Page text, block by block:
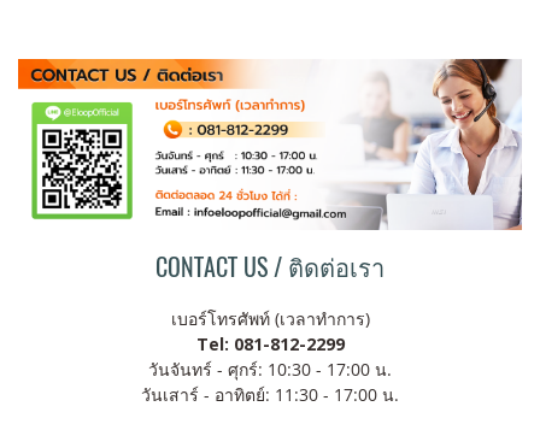
CONTACT US / ติดต่อเรา
เบอร์โทรศัพท์ (เวลาทำการ)
Tel: 081-812-2299
วันจันทร์ - ศุกร์: 10:30 - 17:00 น.
วันเสาร์ - อาทิตย์: 11:30 - 17:00 น.